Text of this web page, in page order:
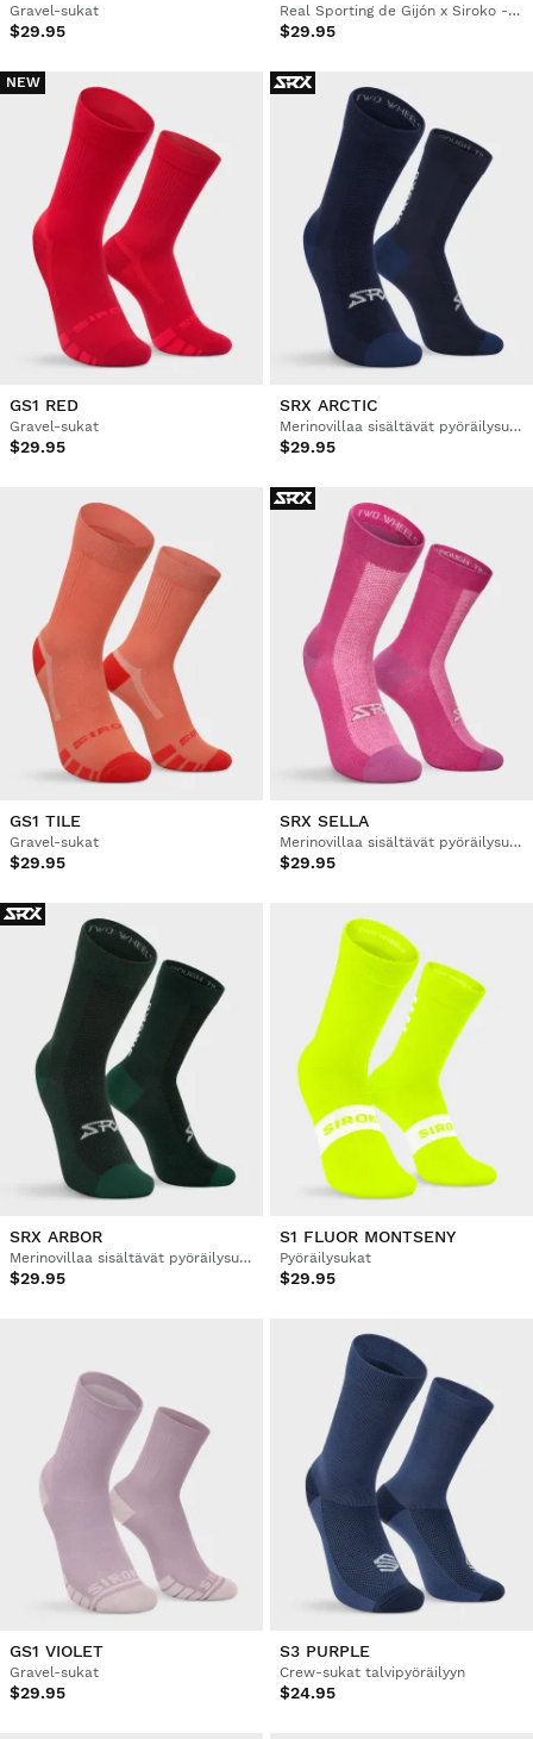
Gravel-sukat
$29.95
Real Sporting de Gijón x Siroko -pyöräilysukat
$29.95
NEW
GS1 RED
Gravel-sukat
$29.95
SRX ARCTIC
Merinovillaa sisältävät pyöräilysukat
$29.95
GS1 TILE
Gravel-sukat
$29.95
SRX SELLA
Merinovillaa sisältävät pyöräilysukat
$29.95
SRX ARBOR
Merinovillaa sisältävät pyöräilysukat
$29.95
S1 FLUOR MONTSENY
Pyöräilysukat
$29.95
GS1 VIOLET
Gravel-sukat
$29.95
S3 PURPLE
Crew-sukat talvipyöräilyyn
$24.95